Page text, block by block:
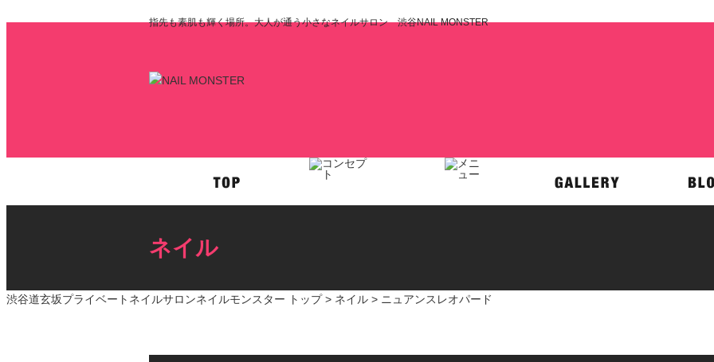
指先も素肌も輝く場所。大人が通う小さなネイルサロン 渋谷NAIL MONSTER
ネイル
渋谷道玄坂プライベートネイルサロンネイルモンスター トップ > ネイル > ニュアンスレオパード